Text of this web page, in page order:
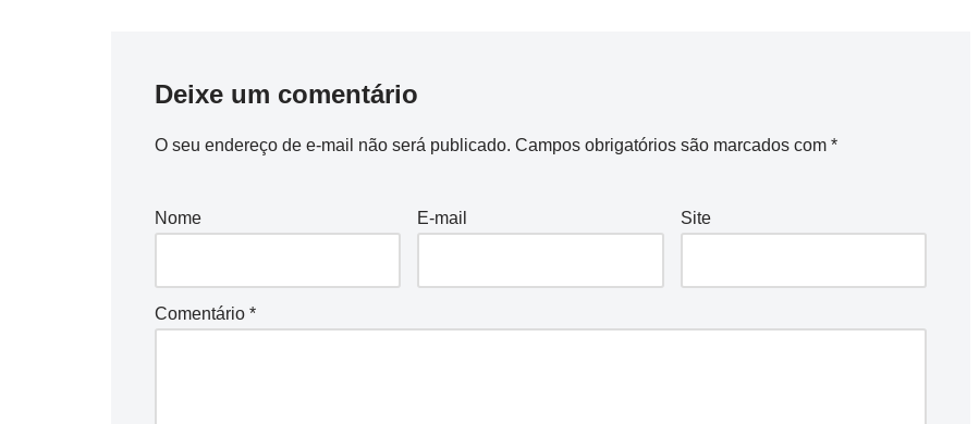
Deixe um comentário
O seu endereço de e-mail não será publicado. Campos obrigatórios são marcados com *
Nome E-mail Site
Comentário *